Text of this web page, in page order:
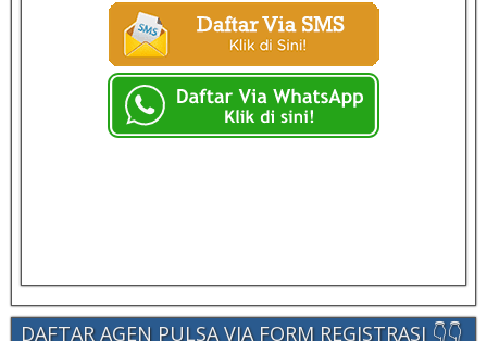
DAFTAR AGEN PULSA VIA FORM REGISTRASI 👇👇